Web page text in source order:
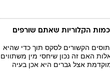
הקלוריות שאתם שורפים
הקשורים לסקס תוך כדי שהיא
האם זה נכון שיחסי מין משתווים
אצל גברים היא אכן בעיה